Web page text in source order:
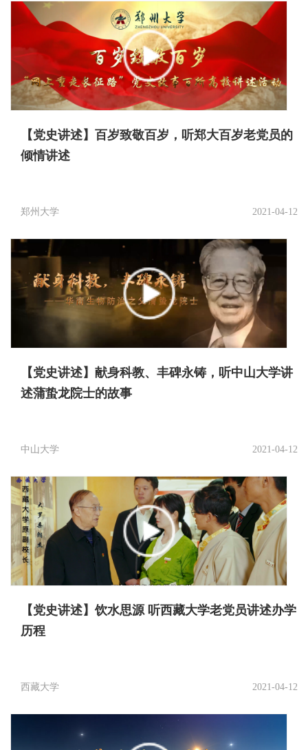
【党史讲述】百岁致敬百岁，听郑大百岁老党员的
倾情讲述
郑州大学 2021-04-12
【党史讲述】献身科教、丰碑永铸，听中山大学讲
述蒲蛰龙院士的故事
中山大学 2021-04-12
【党史讲述】饮水思源 听西藏大学老党员讲述办学
历程
西藏大学 2021-04-12